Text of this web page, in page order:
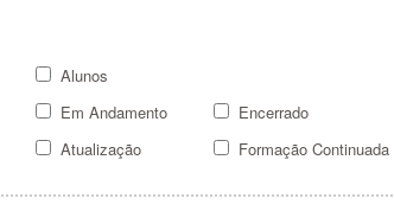
Alunos
Em Andamento
Encerrado
Atualização Formação Continuada